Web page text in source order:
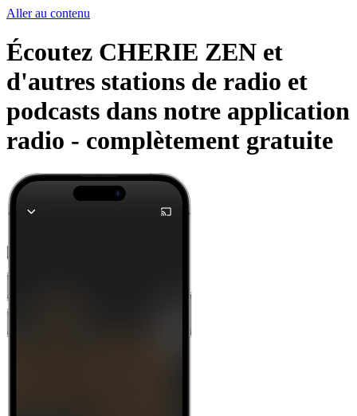
Aller au contenu
Écoutez CHERIE ZEN et
d'autres stations de radio et
podcasts dans notre application
radio - complètement gratuite